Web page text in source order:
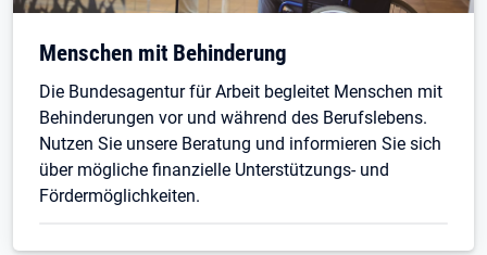
Menschen mit Behinderung
Die Bundesagentur für Arbeit begleitet Menschen mit
Behinderungen vor und während des Berufslebens.
Nutzen Sie unsere Beratung und informieren Sie sich
über mögliche finanzielle Unterstützungs- und
Fördermöglichkeiten.